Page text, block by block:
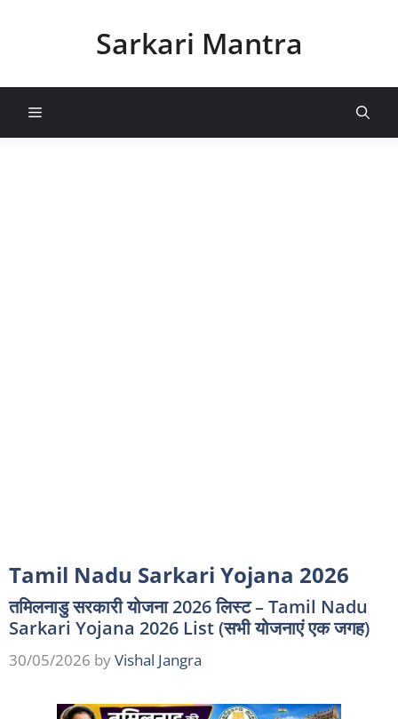
Sarkari Mantra
Menu
Tamil Nadu Sarkari Yojana 2026
तमिलनाडु सरकारी योजना 2026 लिस्ट – Tamil Nadu
Sarkari Yojana 2026 List (सभी योजनाएं एक जगह)
30/05/2026 byVishal Jangra